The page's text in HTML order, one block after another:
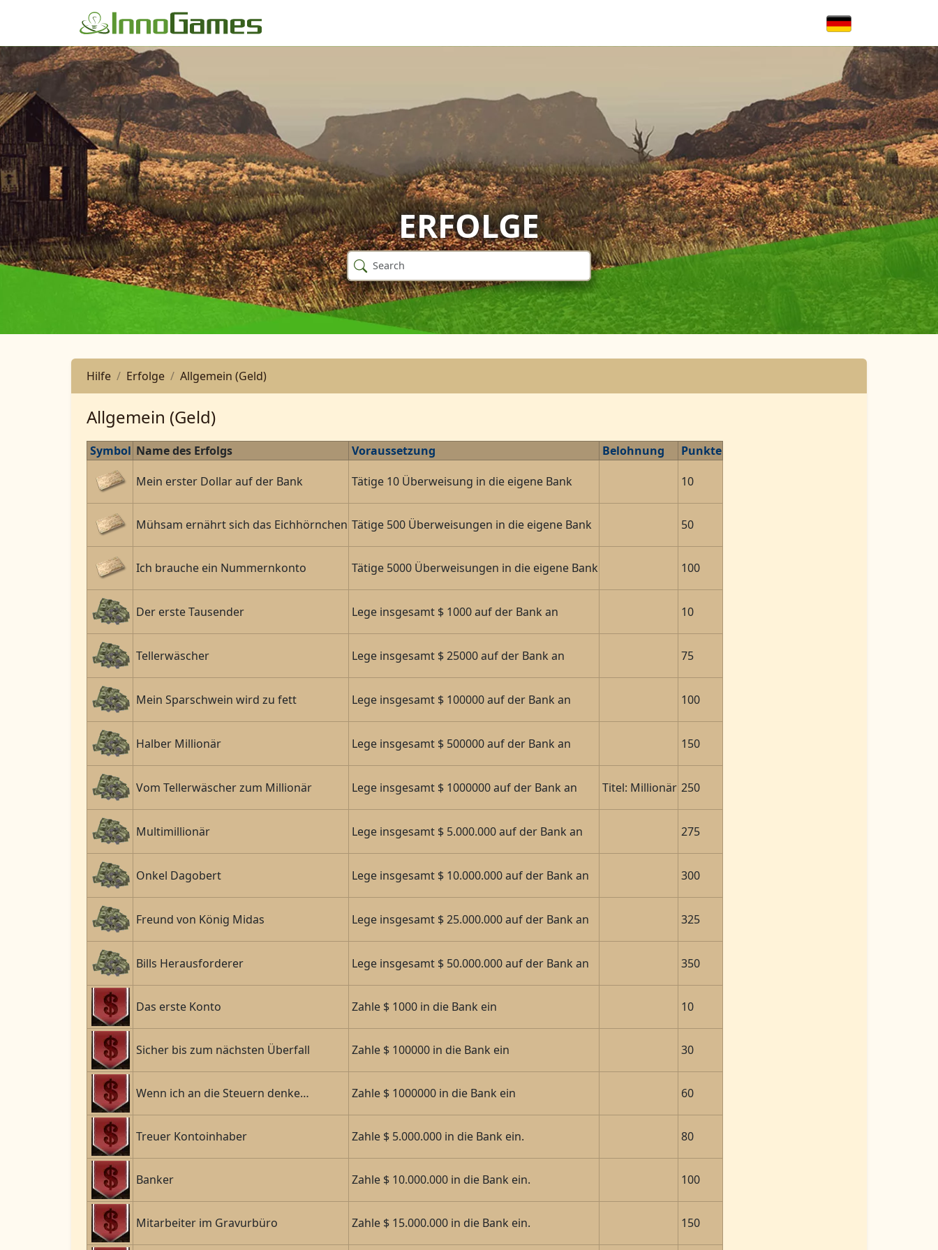
ERFOLGE
Hilfe Erfolge Allgemein (Geld)
Allgemein (Geld)
Symbol Name des Erfolgs Voraussetzung Belohnung
Punkte
Mein erster Dollar auf der Bank
Tätige 10 Überweisung in die eigene Bank 10
Mühsam ernährt sich das Eichhörnchen Tätige 500 Überweisungen in die eigene Bank 50
Ich brauche ein Nummernkonto Tätige 5000 Überweisungen in die eigene Bank 100
Der erste Tausender Lege insgesamt $ 1000 auf der Bank an 10
Tellerwäscher Lege insgesamt $ 25000 auf der Bank an 75
Mein Sparschwein wird zu fett Lege insgesamt $ 100000 auf der Bank an 100
Halber Millionär Lege insgesamt $ 500000 auf der Bank an 150
Vom Tellerwäscher zum Millionär Lege insgesamt $ 1000000 auf der Bank an Titel: Millionär 250
Multimillionär Lege insgesamt $ 5.000.000 auf der Bank an 275
Onkel Dagobert Lege insgesamt $ 10.000.000 auf der Bank an 300
Freund von König Midas Lege insgesamt $ 25.000.000 auf der Bank an 325
Bills Herausforderer Lege insgesamt $ 50.000.000 auf der Bank an 350
Das erste Konto Zahle $ 1000 in die Bank ein 10
Sicher bis zum nächsten Überfall Zahle $ 100000 in die Bank ein 30
Wenn ich an die Steuern denke… Zahle $ 1000000 in die Bank ein 60
Treuer Kontoinhaber Zahle $ 5.000.000 in die Bank ein. 80
Banker Zahle $ 10.000.000 in die Bank ein. 100
Mitarbeiter im Gravurbüro Zahle $ 15.000.000 in die Bank ein. 150